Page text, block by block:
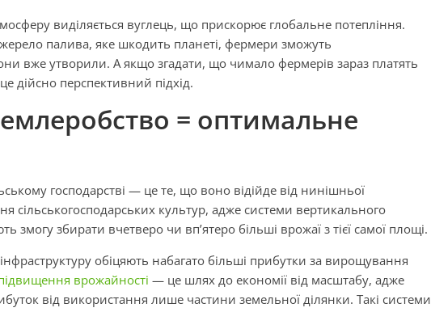
виділяється вуглець, що прискорює глобальне потепління.
палива, яке шкодить планеті, фермери зможуть
вже утворили. А якщо згадати, що чимало фермерів зараз платять
дійсно перспективний підхід.
= оптимальне
господарстві — це те, що воно відійде від нинішньої
сільськогосподарських культур, адже системи вертикального
змогу збирати вчетверо чи вп’ятеро більші врожаї з тієї самої площі.
інфраструктуру обіцяють набагато більші прибутки за вирощування
врожайності — це шлях до економії від масштабу, адже
від використання лише частини земельної ділянки. Такі системи